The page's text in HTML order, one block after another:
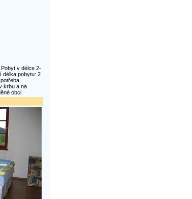
v délce 2-
délka pobytu: 2
krbu a na
obci.